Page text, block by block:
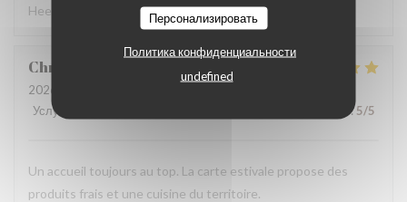
Персонализировать
Политика конфиденциальности
undefined
Heel goed eten voor een schappelijke prijs.
Christophe
2026-08-07
Услуги
: 5/5
Un accueil toujours au top. La carte estivale propose des
produits frais et une cuisine du territoire.